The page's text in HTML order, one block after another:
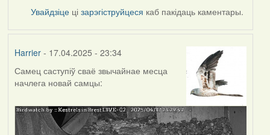
Увайдзіце цізарэгіструйцеся каб пакідаць каментары.
Harrier- 17.04.2025 - 23:34
Самец саступіў сваё звычайнае месца
начлега новай самцы: